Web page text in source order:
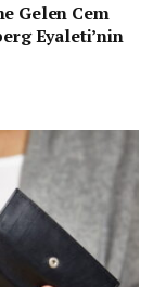
Gelen Cem
Eyaleti’nin